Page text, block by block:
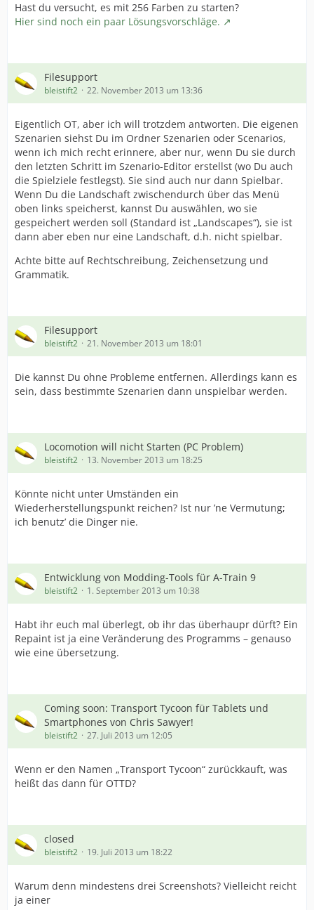
Hast du versucht, es mit 256 Farben zu starten?
Hier sind noch ein paar Lösungsvorschläge.
Filesupport
bleistift2 22. November 2013 um 13:36
Eigentlich OT, aber ich will trotzdem antworten. Die eigenen
Szenarien siehst Du im Ordner Szenarien oder Scenarios,
wenn ich mich recht erinnere, aber nur, wenn Du sie durch
den letzten Schritt im Szenario-Editor erstellst (wo Du auch
die Spielziele festlegst). Sie sind auch nur dann Spielbar.
Wenn Du die Landschaft zwischendurch über das Menü
oben links speicherst, kannst Du auswählen, wo sie
gespeichert werden soll (Standard ist „Landscapes“), sie ist
dann aber eben nur eine Landschaft, d.h. nicht spielbar.
Achte bitte auf Rechtschreibung, Zeichensetzung und
Grammatik.
Filesupport
bleistift2 21. November 2013 um 18:01
Die kannst Du ohne Probleme entfernen. Allerdings kann es
sein, dass bestimmte Szenarien dann unspielbar werden.
Locomotion will nicht Starten (PC Problem)
bleistift2 13. November 2013 um 18:25
Könnte nicht unter Umständen ein
Wiederherstellungspunkt reichen? Ist nur ’ne Vermutung;
ich benutz’ die Dinger nie.
Entwicklung von Modding-Tools für A-Train 9
bleistift2 1. September 2013 um 10:38
Habt ihr euch mal überlegt, ob ihr das überhaupr dürft? Ein
Repaint ist ja eine Veränderung des Programms – genauso
wie eine übersetzung.
Coming soon: Transport Tycoon für Tablets und
Smartphones von Chris Sawyer!
bleistift2 27. Juli 2013 um 12:05
Wenn er den Namen „Transport Tycoon“ zurückkauft, was
heißt das dann für OTTD?
closed
bleistift2 19. Juli 2013 um 18:22
Warum denn mindestens drei Screenshots? Vielleicht reicht
ja einer